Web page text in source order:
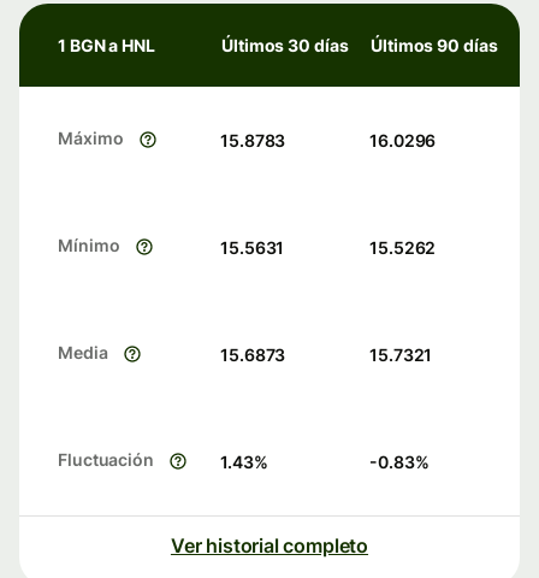
1 BGN a HNL Últimos 30 días Últimos 90 días
Máximo 15.8783 16.0296
Mínimo 15.5631 15.5262
Media 15.6873 15.7321
Fluctuación 1.43% -0.83%
Ver historial completo